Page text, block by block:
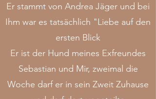
Er stammt von Andrea Jäger und bei
Ihm war es tatsächlich "Liebe auf den
ersten Blick
Er ist der Hund meines Exfreundes
Sebastian und Mir, zweimal die
Woche darf er in sein Zweit Zuhause